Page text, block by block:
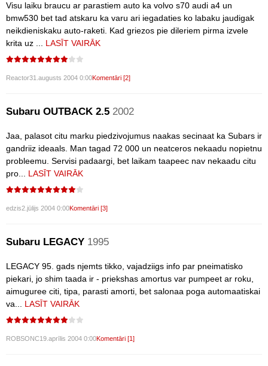
Visu laiku braucu ar parastiem auto ka volvo s70 audi a4 un
bmw530 bet tad atskaru ka varu ari iegadaties ko labaku jaudigak
neikdieniskaku auto-raketi. Kad griezos pie dileriem pirma izvele
krita uz ... LASĪT VAIRĀK
Reactor31.augusts 2004 0:00Komentāri [2]
Subaru OUTBACK 2.5 2002
Jaa, palasot citu marku piedzivojumus naakas secinaat ka Subars ir
gandriiz ideaals. Man tagad 72 000 un neatceros nekaadu nopietnu
probleemu. Servisi padaargi, bet laikam taapeec nav nekaadu citu
pro... LASĪT VAIRĀK
edzis2.jūlijs 2004 0:00Komentāri [3]
Subaru LEGACY 1995
LEGACY 95. gads njemts tikko, vajadziigs info par pneimatisko
piekari, jo shim taada ir - priekshas amortus var pumpeet ar roku,
aimuguree citi, tipa, parasti amorti, bet salonaa poga automaatiskai
va... LASĪT VAIRĀK
ROBSONC19.aprīlis 2004 0:00Komentāri [1]